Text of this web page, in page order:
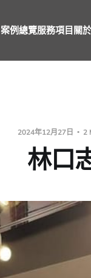
案例總覽服務項目關
2024年12月27日 2
林口